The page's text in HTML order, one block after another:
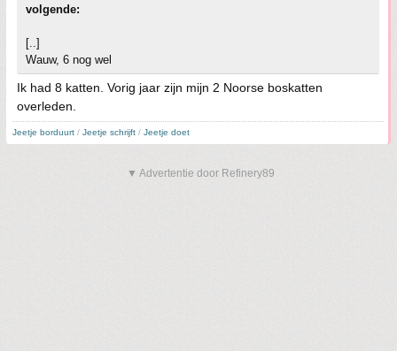
volgende:
[..]
Wauw, 6 nog wel
Ik had 8 katten. Vorig jaar zijn mijn 2 Noorse boskatten
overleden.
Jeetje borduurt / Jeetje schrijft / Jeetje doet
▼ Advertentie door Refinery89